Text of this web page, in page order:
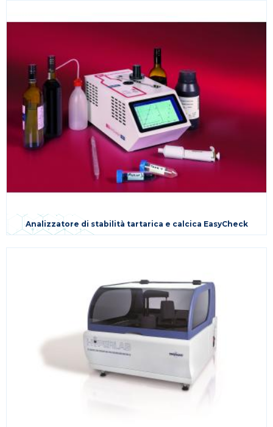
Analizzatore di stabilità tartarica e calcica EasyCheck